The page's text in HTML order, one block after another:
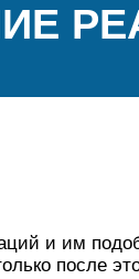
и им
после